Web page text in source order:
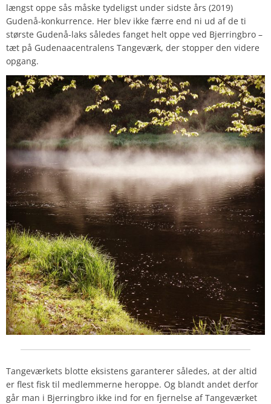
længst oppe sås måske tydeligst under sidste års (2019)
Gudenå-konkurrence. Her blev ikke færre end ni ud af de ti
største Gudenå-laks således fanget helt oppe ved Bjerringbro –
tæt på Gudenaacentralens Tangeværk, der stopper den videre
opgang.
Tangeværkets blotte eksistens garanterer således, at der altid
er flest fisk til medlemmerne heroppe. Og blandt andet derfor
går man i Bjerringbro ikke ind for en fjernelse af Tangeværket